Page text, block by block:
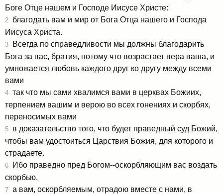
Боге Отце нашем и Господе Иисусе Христе:
2 благодать вам и мир от Бога Отца нашего и Господа
Иисуса Христа.
3 Всегда по справедливости мы должны благодарить
Бога за вас, братия, потому что возрастает вера ваша, и
умножается любовь каждого друг ко другу между всеми
вами
4 так что мы сами хвалимся вами в церквах Божиих,
терпением вашим и верою во всех гонениях и скорбях,
переносимых вами
5 в доказательство того, что будет праведный суд Божий,
чтобы вам удостоиться Царствия Божия, для которого и
страдаете.
6 Ибо праведно пред Богом--оскорбляющим вас воздать
скорбью,
7 а вам, оскорбляемым, отрадою вместе с нами, в